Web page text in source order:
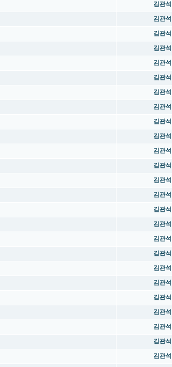
김관석
김관석
김관석
김관석
김관석
김관석
김관석
김관석
김관석
김관석
김관석
김관석
김관석
김관석
김관석
김관석
김관석
김관석
김관석
김관석
김관석
김관석
김관석
김관석
김관석